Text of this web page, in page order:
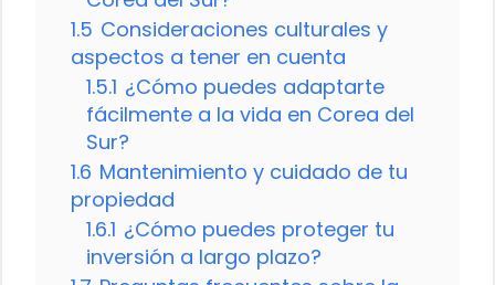
1.5 Consideraciones culturales y
aspectos a tener en cuenta
1.5.1 ¿Cómo puedes adaptarte
fácilmente a la vida en Corea del
Sur?
1.6 Mantenimiento y cuidado de tu
propiedad
1.6.1 ¿Cómo puedes proteger tu
inversión a largo plazo?